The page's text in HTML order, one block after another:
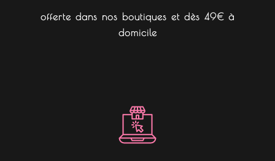
offerte dans nos boutiques et dès 49€ à
domicile